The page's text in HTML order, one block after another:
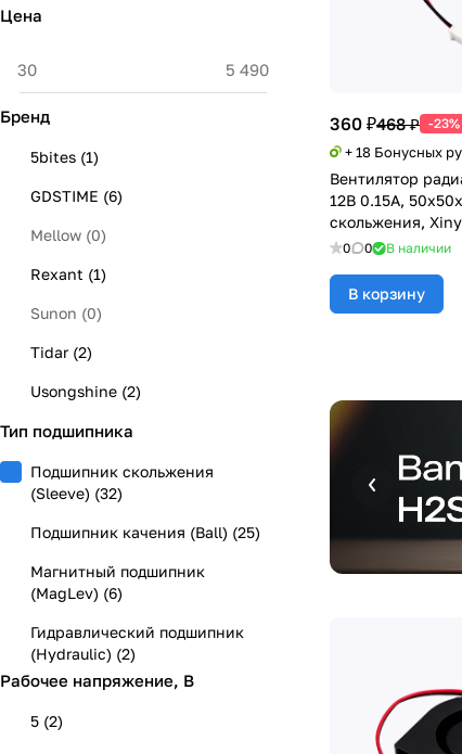
360 ₽468 ₽ -23%
+ 18 Бонусных
Вентилятор
12В 0.15А,
скольжения,
0 0 В наличии
В корзину
Цена
Бренд
5bites (1)
GDSTIME (6)
Mellow (0)
Rexant (1)
Sunon (0)
Tidar (2)
Usongshine (2)
Xinyujie(19)
Тип подшипника
Подшипник скольжения
(Sleeve) (32)
Подшипник качения (Ball) (25)
Магнитный подшипник
(MagLev) (6)
Гидравлический подшипник
(Hydraulic) (2)
Рабочее напряжение, В
5 (2)